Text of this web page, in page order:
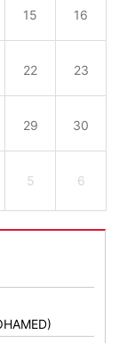
15 16
22 23
29 30
5 6